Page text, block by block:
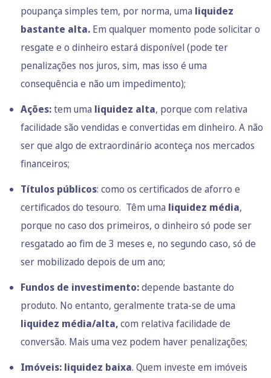
poupança simples tem, por norma, uma liquidez
bastante alta. Em qualquer momento pode solicitar o
resgate e o dinheiro estará disponível (pode ter
penalizações nos juros, sim, mas isso é uma
consequência e não um impedimento);
Ações:tem uma liquidez alta, porque com relativa
facilidade são vendidas e convertidas em dinheiro. A não
ser que algo de extraordinário aconteça nos mercados
financeiros;
Títulos públicos: como os certificados de aforro e
certificados do tesouro. Têm uma liquidez média,
porque no caso dos primeiros, o dinheiro só pode ser
resgatado ao fim de 3 meses e, no segundo caso, só de
ser mobilizado depois de um ano;
Fundos de investimento:depende bastante do
produto. No entanto, geralmente trata-se de uma
liquidez média/alta,com relativa facilidade de
conversão. Mais uma vez podem haver penalizações;
Imóveis: liquidez baixa. Quem investe em imóveis